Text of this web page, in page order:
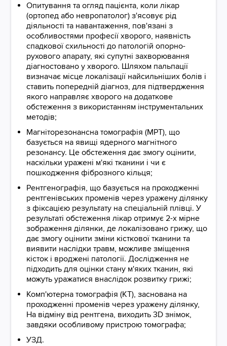
Опитування та огляд пацієнта, коли лікар
(ортопед або невропатолог) з'ясовує рід
діяльності та навантаження, пов'язані з
особливостями професії хворого, наявність
спадкової схильності до патологій опорно-
рухового апарату, які супутні захворювання
діагностовано у хворого. Шляхом пальпації
визначає місце локалізації найсильніших болів і
ставить попередній діагноз, для підтвердження
якого направляє хворого на додаткове
обстеження з використанням інструментальних
методів;
Магніторезонансна томографія (МРТ), що
базується на явищі ядерного магнітного
резонансу. Це обстеження дає змогу оцінити,
наскільки уражені м'які тканини і чи є
пошкодження фіброзного кільця;
Рентгенографія, що базується на проходженні
рентгенівських променів через уражену ділянку
з фіксацією результату на спеціальній плівці. У
результаті обстеження лікар отримує 2-х мірне
зображення ділянки, де локалізовано грижу, що
дає змогу оцінити зміни кісткової тканини та
виявити наслідки травм, можливе зміщення
кісток і вроджені патології. Дослідження не
підходить для оцінки стану м'яких тканин, які
можуть уражатися внаслідок розвитку грижі;
Комп'ютерна томографія (КТ), заснована на
проходженні променів через уражену ділянку,
На відміну від рентгена, виходить 3D знімок,
завдяки особливому пристрою томографа;
УЗД.